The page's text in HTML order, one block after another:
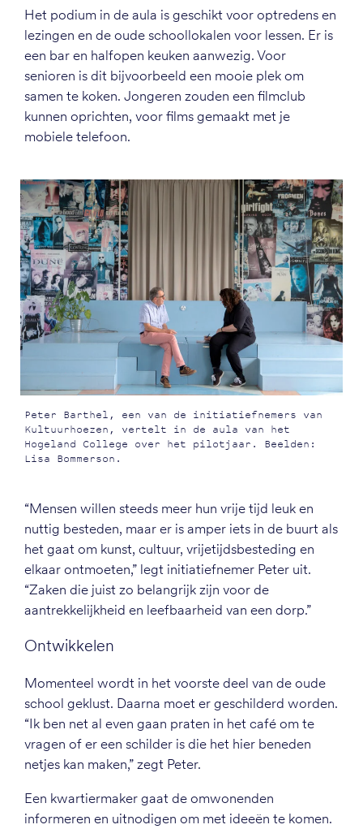
Het podium in de aula is geschikt voor optredens en
lezingen en de oude schoollokalen voor lessen. Er is
een bar en halfopen keuken aanwezig. Voor
senioren is dit bijvoorbeeld een mooie plek om
samen te koken. Jongeren zouden een filmclub
kunnen oprichten, voor films gemaakt met je
mobiele telefoon.
Peter Barthel, een van de initiatiefnemers van
Kultuurhoezen, vertelt in de aula van het
Hogeland College over het pilotjaar. Beelden:
Lisa Bommerson.
“Mensen willen steeds meer hun vrije tijd leuk en
nuttig besteden, maar er is amper iets in de buurt als
het gaat om kunst, cultuur, vrijetijdsbesteding en
elkaar ontmoeten,” legt initiatiefnemer Peter uit.
“Zaken die juist zo belangrijk zijn voor de
aantrekkelijkheid en leefbaarheid van een dorp.”
Ontwikkelen
Momenteel wordt in het voorste deel van de oude
school geklust. Daarna moet er geschilderd worden.
“Ik ben net al even gaan praten in het café om te
vragen of er een schilder is die het hier beneden
netjes kan maken,” zegt Peter.
Een kwartiermaker gaat de omwonenden
informeren en uitnodigen om met ideeën te komen.